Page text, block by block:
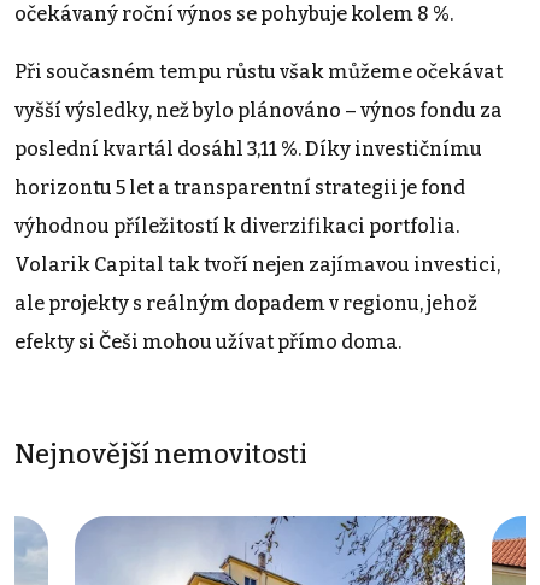
očekávaný roční výnos se pohybuje kolem 8 %.
Při současném tempu růstu však můžeme očekávat
vyšší výsledky, než bylo plánováno – výnos fondu za
poslední kvartál dosáhl 3,11 %. Díky investičnímu
horizontu 5 let a transparentní strategii je fond
výhodnou příležitostí k diverzifikaci portfolia.
Volarik Capital tak tvoří nejen zajímavou investici,
ale projekty s reálným dopadem v regionu, jehož
efekty si Češi mohou užívat přímo doma.
Nejnovější nemovitosti